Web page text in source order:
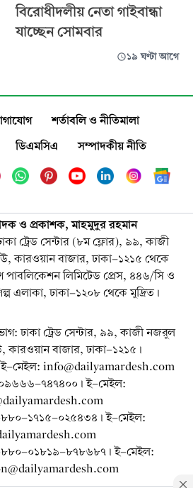
বিরোধীদলীয় নেতা গাইবান্ধা
যাচ্ছেন সোমবার
১৯ ঘণ্টা আগে
শর্তাবলি ও নীতিমালা
ডিএমসিএ সম্পাদকীয় নীতি
ও প্রকাশক, মাহমুদুর রহমান
ট্রেড সেন্টার (৮ম ফ্লোর), ৯৯, কাজী
কারওয়ান বাজার, ঢাকা-১২১৫ থেকে
পাবলিকেশন লিমিটেড প্রেস, ৪৪৬/সি ও
এলাকা, ঢাকা-১২০৮ থেকে মুদ্রিত।
ঢাকা ট্রেড সেন্টার, ৯৯, কাজী নজরুল
কারওয়ান বাজার, ঢাকা-১২১৫।
মেইল: info@dailyamardesh.com
০৯৬৬৬-৭৪৭৪০০। ই-মেইল:
১৭১৫-০২৫৪৩৪ । ই-মেইল:
০১৮১৯-৮৭৮৬৮৭ । ই-মেইল: